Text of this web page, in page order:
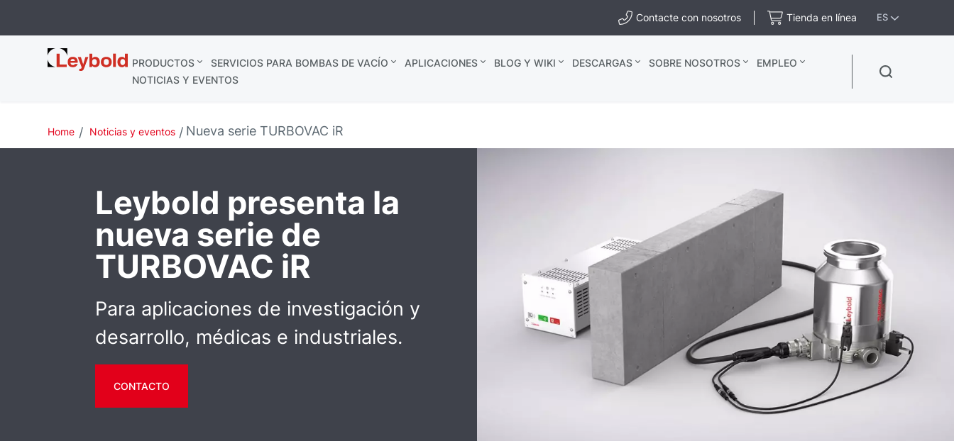
Contacte con nosotros Tienda en línea ES
Leybold
España
PRODUCTOS SERVICIOS PARA BOMBAS DE VACÍO APLICACIONES BLOG Y WIKI DESCARGAS SOBRE NOSOTROS
EMPLEO
NOTICIAS Y EVENTOS
Home Noticias y eventos Nueva serie TURBOVAC iR
Leybold presenta la
nueva serie de
TURBOVAC iR
Para aplicaciones de investigación y
desarrollo, médicas e industriales.
CONTACTO